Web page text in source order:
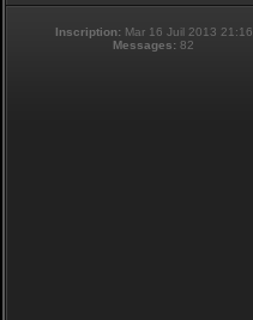
Inscription: Mar 16 Juil 2013 21:16
Messages: 82